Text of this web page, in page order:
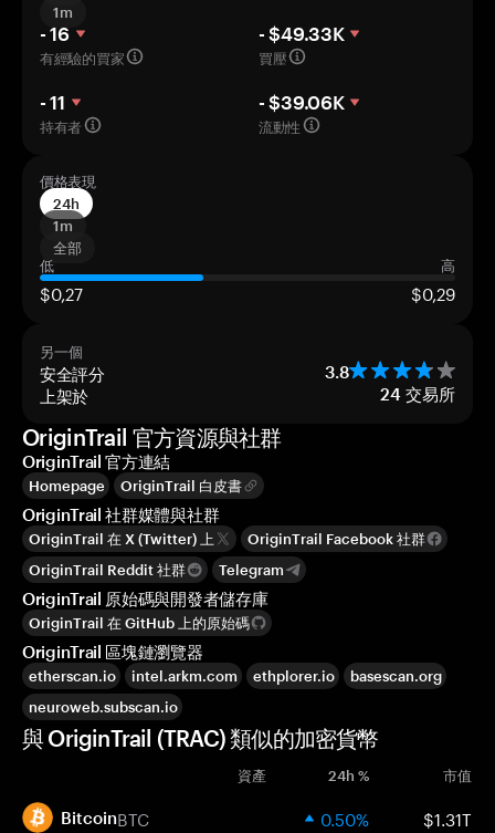
1m
- 16
有經驗的買家
- $49.33K
買壓
- 11
持有者
- $39.06K
流動性
價格表現
24h
1m
全部
低
高
$0,27 $0,29
另一個
安全評分 3.8
上架於 24 交易所
OriginTrail 官方資源與社群
OriginTrail 官方連結
Homepage OriginTrail 白皮書
OriginTrail 社群媒體與社群
OriginTrail 在 X (Twitter) 上
OriginTrail Facebook 社群
OriginTrail Reddit 社群
Telegram
OriginTrail 原始碼與開發者儲存庫
OriginTrail 在 GitHub 上的原始碼
OriginTrail 區塊鏈瀏覽器
etherscan.io intel.arkm.com ethplorer.io
basescan.org
neuroweb.subscan.io
與 OriginTrail (TRAC) 類似的加密貨幣
資產 24h % 市值
BitcoinBTC 0.50% $1.31T